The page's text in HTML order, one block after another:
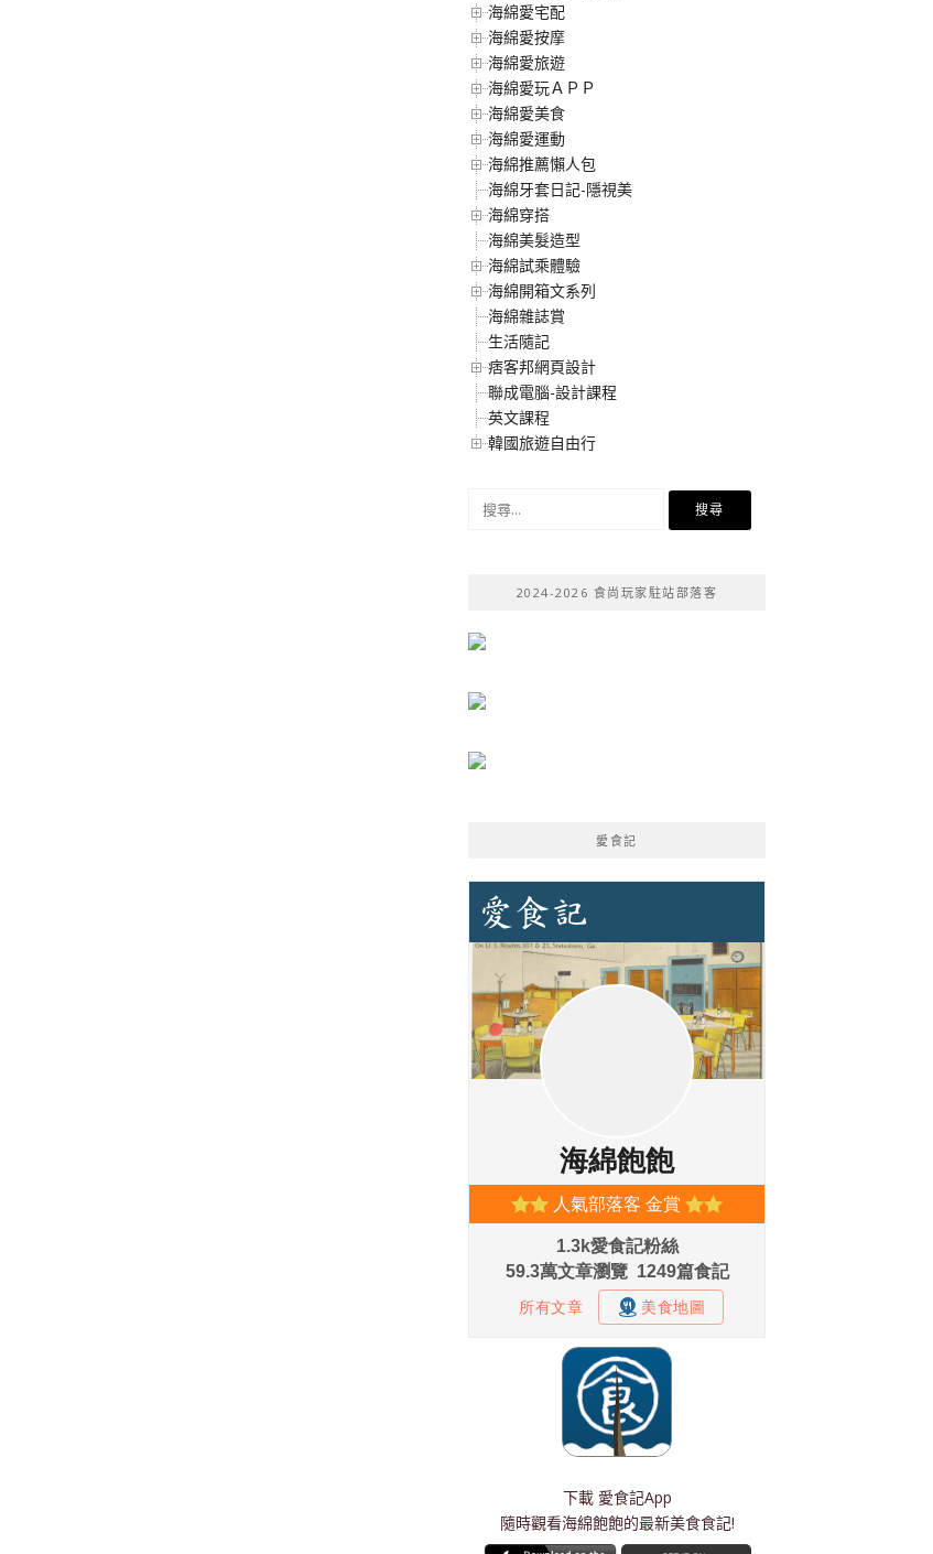
海綿愛宅配
海綿愛按摩
海綿愛旅遊
海綿愛玩ＡＰＰ
海綿愛美食
海綿愛運動
海綿推薦懶人包
海綿牙套日記-隱視美
海綿穿搭
海綿美髮造型
海綿試乘體驗
海綿開箱文系列
海綿雜誌賞
生活隨記
痞客邦網頁設計
聯成電腦-設計課程
英文課程
韓國旅遊自由行
2024-2026 食尚玩家駐站部落客
愛食記
下載 愛食記App
隨時觀看海綿飽飽的最新美食食記!